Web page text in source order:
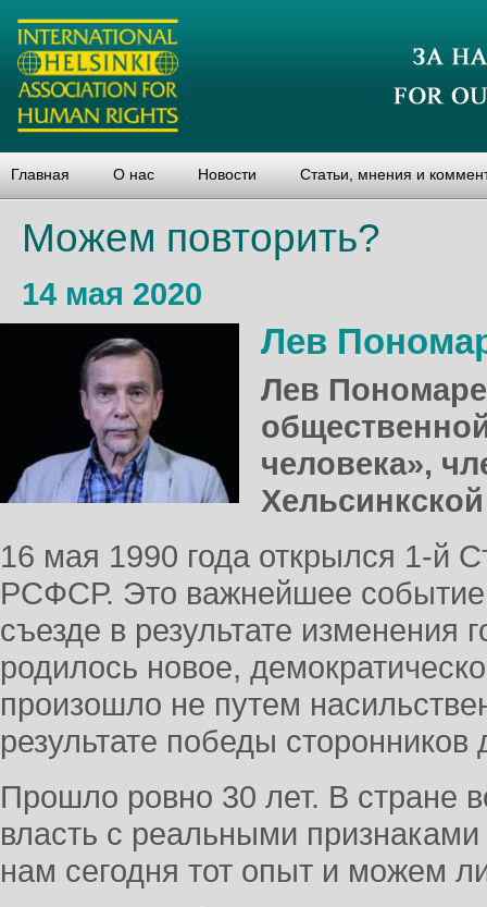
Главная О нас Новости Статьи, мнения и
Можем повторить?
14 мая 2020
Лев
Лев
человека»,
16 мая 1990 года открылся 1-й
РСФСР. Это важнейшее событие
съезде в результате изменения
родилось новое,
произошло не путем
результате победы
Прошло ровно 30 лет. В стране
власть с реальными
нам сегодня тот опыт и можем